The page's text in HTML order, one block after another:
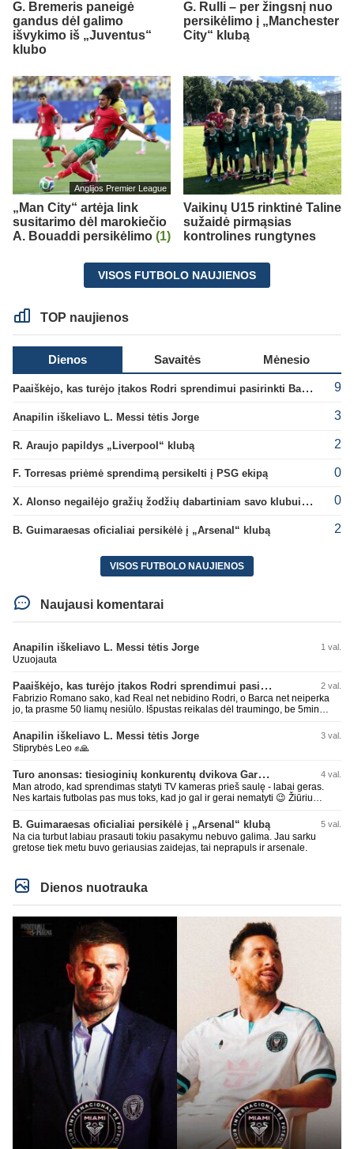
G. Bremeris paneigė
gandus dėl galimo
išvykimo iš „Juventus“
klubo
G. Rulli – per žingsnį nuo
persikėlimo į „Manchester
City“ klubą
Anglijos Premier League
„Man City“ artėja link
susitarimo dėl marokiečio
A. Bouaddi persikėlimo (1)
Vaikinų U15 rinktinė Taline
sužaidė pirmąsias
kontrolines rungtynes
VISOS FUTBOLO NAUJIENOS
TOP naujienos
Dienos Savaitės Mėnesio
Paaiškėjo, kas turėjo įtakos Rodri sprendimui pasirinkti Barselonos pusę 9
Anapilin iškeliavo L. Messi tėtis Jorge 3
R. Araujo papildys „Liverpool“ klubą 2
F. Torresas priėmė sprendimą persikelti į PSG ekipą 0
X. Alonso negailėjo gražių žodžių dabartiniam savo klubui „Chelsea“ 0
B. Guimaraesas oficialiai persikėlė į „Arsenal“ klubą 2
VISOS FUTBOLO NAUJIENOS
Naujausi komentarai
Anapilin iškeliavo L. Messi tėtis Jorge 1 val.
Uzuojauta
Paaiškėjo, kas turėjo įtakos Rodri sprendimui pasirinkti Barselonos pusę 2 val.
Fabrizio Romano sako, kad Real net nebidino Rodri, o Barca net neiperka
jo, ta prasme 50 liamų nesiūlo. Išpustas reikalas dėl traumingo, be 5min
Anapilin iškeliavo L. Messi tėtis Jorge 3 val.
Stiprybės Leo ✊🙏
Turo anonsas: tiesioginių konkurentų dvikova Gargžduose 4 val.
Man atrodo, kad sprendimas statyti TV kameras prieš saulę - labai geras.
Nes kartais futbolas pas mus toks, kad jo gal ir gerai nematyti 😉 Žiūriu
kaip alaus butelys, kurį ką tik išmaukiau. Linkėjimai Tadui (slapyvardžiu „apie
nieką“), kuris kiek girdėjau, įpūtė akis varvinančių transliacijų dvasią 😀
B. Guimaraesas oficialiai persikėlė į „Arsenal“ klubą 5 val.
Na cia turbut labiau prasauti tokiu pasakymu nebuvo galima. Jau sarku
gretose tiek metu buvo geriausias zaidejas, tai neprapuls ir arsenale.
Dienos nuotrauka